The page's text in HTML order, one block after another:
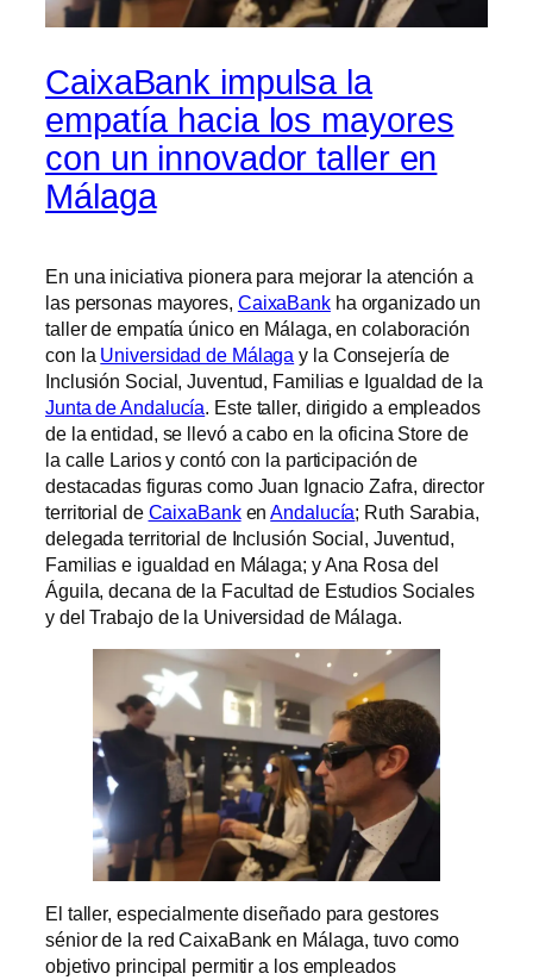
CaixaBank impulsa la
empatía hacia los mayores
con un innovador taller en
Málaga
En una iniciativa pionera para mejorar la atención a
las personas mayores, CaixaBankha organizado un
taller de empatía único en Málaga, en colaboración
con la Universidad de Málaga y la Consejería de
Inclusión Social, Juventud, Familias e Igualdad de la
Junta de Andalucía. Este taller, dirigido a empleados
de la entidad, se llevó a cabo en la oficina Store de
la calle Larios y contó con la participación de
destacadas figuras como Juan Ignacio Zafra, director
territorial de CaixaBankenAndalucía; Ruth Sarabia,
delegada territorial de Inclusión Social, Juventud,
Familias e igualdad en Málaga; y Ana Rosa del
Águila, decana de la Facultad de Estudios Sociales
y del Trabajo de la Universidad de Málaga.
El taller, especialmente diseñado para gestores
sénior de la red CaixaBank en Málaga, tuvo como
objetivo principal permitir a los empleados